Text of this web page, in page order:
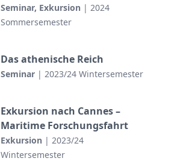
Seminar, Exkursion | 2024
Sommersemester
Das athenische Reich
Seminar | 2023/24 Wintersemester
Exkursion nach Cannes –
Maritime Forschungsfahrt
Exkursion | 2023/24
Wintersemester